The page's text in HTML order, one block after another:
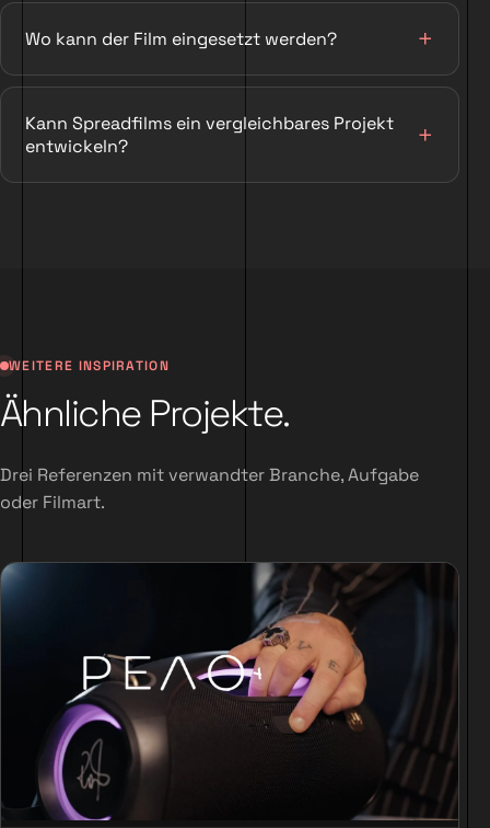
Wo kann der Film eingesetzt werden?
Kann Spreadfilms ein vergleichbares Projekt
entwickeln?
WEITERE INSPIRATION
Ähnliche Projekte.
Drei Referenzen mit verwandter Branche, Aufgabe
oder Filmart.